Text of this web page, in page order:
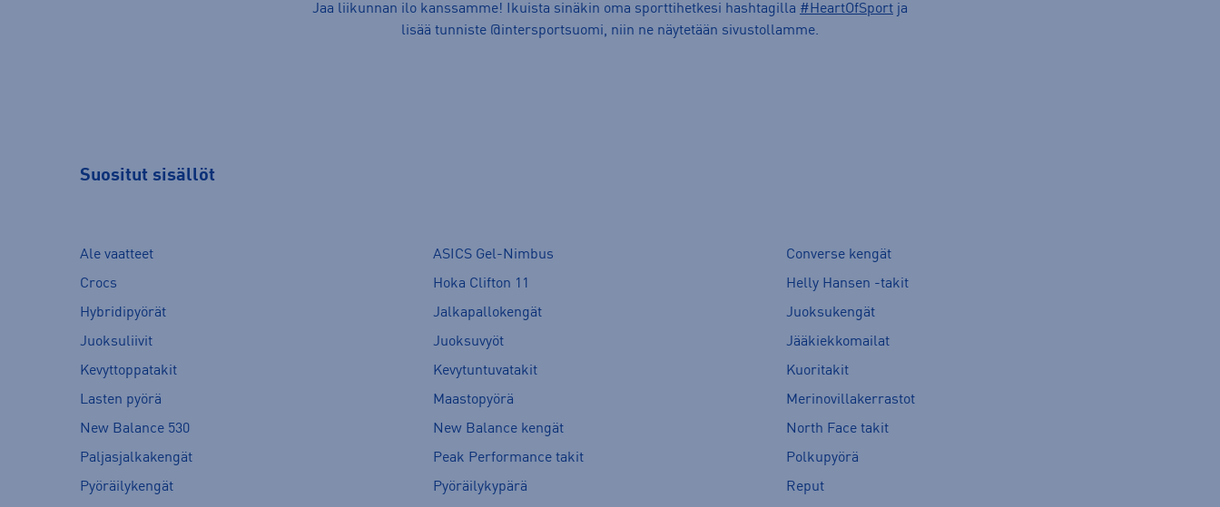
Jaa liikunnan ilo kanssamme! Ikuista sinäkin oma sporttihetkesi hashtagilla #HeartOfSport ja
lisää tunniste @intersportsuomi, niin ne näytetään sivustollamme.
Suositut sisällöt
Ale vaatteet ASICS Gel-Nimbus
Converse kengät
Crocs
Hoka Clifton 11
Helly Hansen -takit
Hybridipyörät
Jalkapallokengät
Juoksukengät
Juoksuliivit
Juoksuvyöt
Jääkiekkomailat
Kevyttoppatakit
Kevytuntuvatakit
Kuoritakit
Lasten pyörä
Maastopyörä
Merinovillakerrastot
New Balance 530
New Balance kengät
North Face takit
Paljasjalkakengät
Peak Performance takit
Polkupyörä
Pyöräilykengät
Pyöräilykypärä
Reput